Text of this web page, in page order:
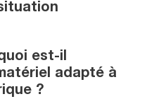
est-il
adapté à
?